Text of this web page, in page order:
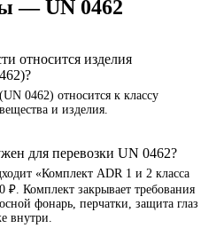
— UN 0462
относится изделия
0462) относится к классу
и изделия.
для перевозки UN 0462?
«Комплект ADR 1 и 2 класса
Комплект закрывает требования
фонарь, перчатки, защита глаз
внутри.